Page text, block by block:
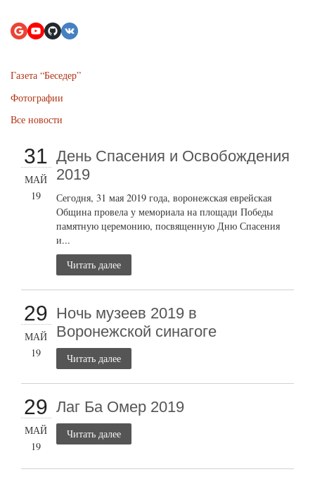
Газета “Беседер”
Фотографии
Все новости
31
МАЙ
19
День Спасения и Освобождения
2019
Сегодня, 31 мая 2019 года, воронежская еврейская
Община провела у мемориала на площади Победы
памятную церемонию, посвященную Дню Спасения
и...
Читать далее
29
МАЙ
19
Ночь музеев 2019 в
Воронежской синагоге
Читать далее
29
МАЙ
19
Лаг Ба Омер 2019
Читать далее